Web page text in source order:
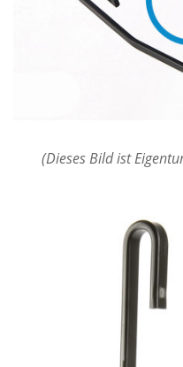
(Dieses Bild ist